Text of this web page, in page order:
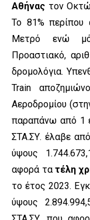
Αθήνας τον
To 81% περίπου
Μετρό ενώ
Προαστιακό,
δρομολόγια.
Train
Αεροδρομίου
παραπάνω από 1
ΣΤΑ.ΣΥ. έλαβε
ύψους
αφορά τατέλη
το έτος 2023.
ύψους